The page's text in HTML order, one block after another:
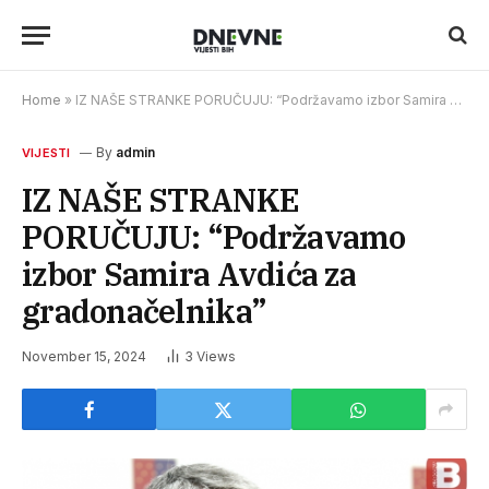
Home » IZ NAŠE STRANKE PORUČUJU: “Podržavamo izbor Samira Avdića za gradonačelnika”
VIJESTI By admin
IZ NAŠE STRANKE
PORUČUJU: “Podržavamo
izbor Samira Avdića za
gradonačelnika”
November 15, 2024 3 Views